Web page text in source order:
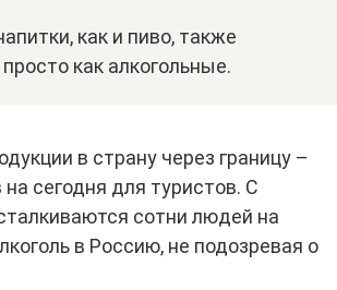
как и пиво, также
как алкогольные.
в страну через границу –
сегодня для туристов. С
сотни людей на
в Россию, не подозревая о